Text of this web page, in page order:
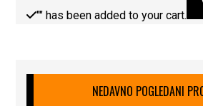
"" has been added to your cart.
NEDAVNO POGLEDANI